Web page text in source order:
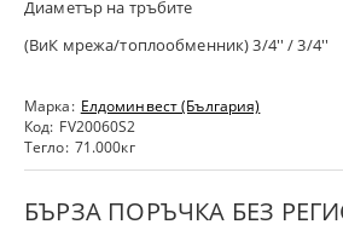
Диаметър на тръбите
(ВиК мрежа/топлообменник) 3/4'' / 3/4''
Марка: Елдоминвест (България)
Код: FV20060S2
Тегло: 71.000кг
БЪРЗА ПОРЪЧКА БЕЗ